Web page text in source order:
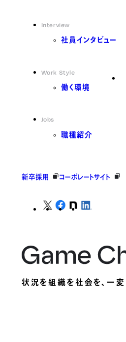
Interview
社員インタビュー
Work Style
働く環境
Jobs
職種紹介
新卒採用 コーポレートサイト
状況を組織を社会を、一変